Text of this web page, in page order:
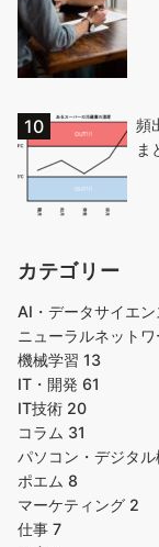
頻
ま
カテゴリー
AI・データサイエン
ニューラルネットワ
機械学習 13
IT・開発 61
IT技術 20
コラム 31
パソコン・デジタル
ポエム 8
マーケティング 2
仕事 7